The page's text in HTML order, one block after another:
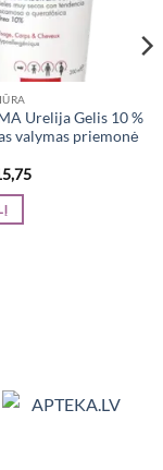
Urelija Gelis 10 %
valymas priemonė
Current
Ceļojumu